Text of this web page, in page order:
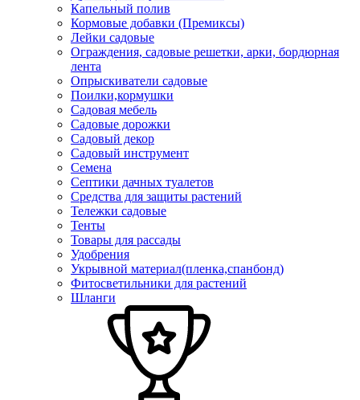
Капельный полив
Кормовые добавки (Премиксы)
Лейки садовые
Ограждения, садовые решетки, арки, бордюрная
лента
Опрыскиватели садовые
Поилки,кормушки
Садовая мебель
Садовые дорожки
Садовый декор
Садовый инструмент
Семена
Септики дачных туалетов
Средства для защиты растений
Тележки садовые
Тенты
Товары для рассады
Удобрения
Укрывной материал(пленка,спанбонд)
Фитосветильники для растений
Шланги